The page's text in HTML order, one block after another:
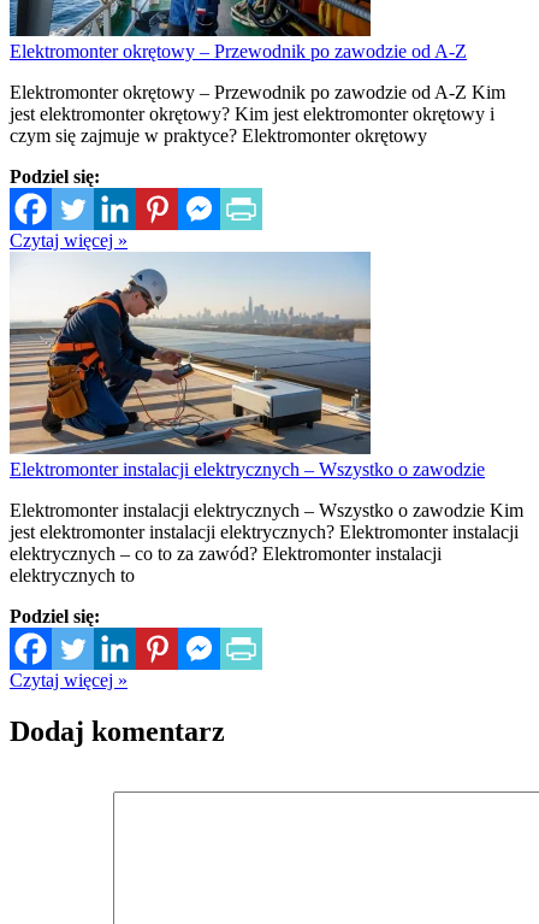
Elektromonter okrętowy – Przewodnik po zawodzie od A-Z
Elektromonter okrętowy – Przewodnik po zawodzie od A-Z Kim
jest elektromonter okrętowy? Kim jest elektromonter okrętowy i
czym się zajmuje w praktyce? Elektromonter okrętowy
Podziel się:
Czytaj więcej »
Elektromonter instalacji elektrycznych – Wszystko o zawodzie
Elektromonter instalacji elektrycznych – Wszystko o zawodzie Kim
jest elektromonter instalacji elektrycznych? Elektromonter instalacji
elektrycznych – co to za zawód? Elektromonter instalacji
elektrycznych to
Podziel się:
Czytaj więcej »
Dodaj komentarz